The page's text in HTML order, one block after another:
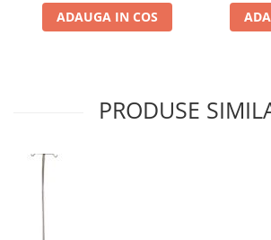
ADAUGA IN COS
PRODUSE